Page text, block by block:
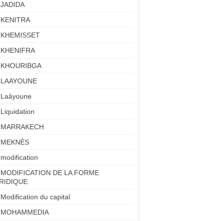
JADIDA
KENITRA
KHEMISSET
KHENIFRA
KHOURIBGA
LAAYOUNE
Laâyoune
Liquidation
MARRAKECH
MEKNÈS
modification
MODIFICATION DE LA FORME
Modification du capital
MOHAMMEDIA